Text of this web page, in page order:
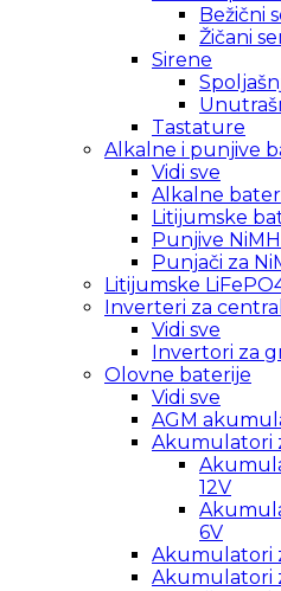
Bežični
Žičani
Sirene
Tastature
Alkalne i punjive
Vidi sve
Alkalne
Litijumske
Punjive
Punjači za
Litijumske
Inverteri za
Vidi sve
Invertori za
Olovne baterije
Vidi sve
AGM
Akumulatori
12V
6V
Akumulatori
Akumulatori